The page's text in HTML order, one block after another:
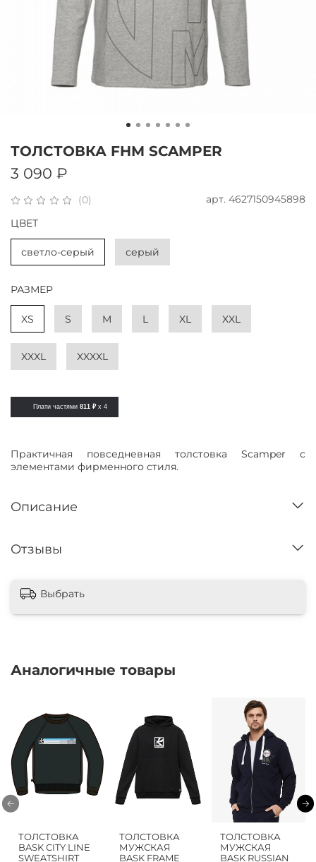
(0) арт. 4627150945898
ТОЛСТОВКА FHM SCAMPER
3 090 ₽
Плати частями 811 ₽ x 4
ЦВЕТ
светло-серый серый
РАЗМЕР
XS S M L XL XXL
XXXL XXXXL
Практичная повседневная толстовка Scamper с
элементами фирменного стиля.
Описание
Отзывы
Выбрать
Аналогичные товары
ТОЛСТОВКА
BASK CITY LINE
SWEATSHIRT
ТОЛСТОВКА
МУЖСКАЯ
BASK FRAME
ТОЛСТОВКА
МУЖСКАЯ
BASK RUSSIAN